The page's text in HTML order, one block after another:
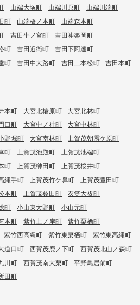
山端大塚町 山端川原町
山端川端町
町 山端橋ノ本町
山端森本町
吉田牛ノ宮町
吉田神楽岡町
町 吉田近衛町
吉田下阿達町
町 吉田中大路町 吉田二本松町
吉田本町
本町 大宮北椿原町
大宮北林町
口町 大宮中ノ社町
大宮中林町
野堀町 大宮南林町
上賀茂朝露ケ原町
町 上賀茂池殿町
上賀茂池端町
町 上賀茂榊田町
上賀茂桜井町
縄手町 上賀茂竹ケ鼻町
上賀茂豊田町
本町 上賀茂薮田町
衣笠大祓町
町 小山東大野町
小山元町
本町 紫竹上ノ岸町
紫竹栗栖町
紫竹西高縄町 紫竹東栗栖町
紫竹東高縄町
道口町 西賀茂鹿ノ下町
西賀茂北山ノ森町
川町 西賀茂南大栗町
平野鳥居前町
田町